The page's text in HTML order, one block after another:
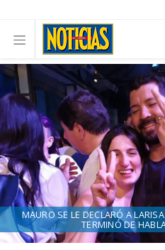
MAURO SE LE DECLARÓ A
TERMINÓ DE